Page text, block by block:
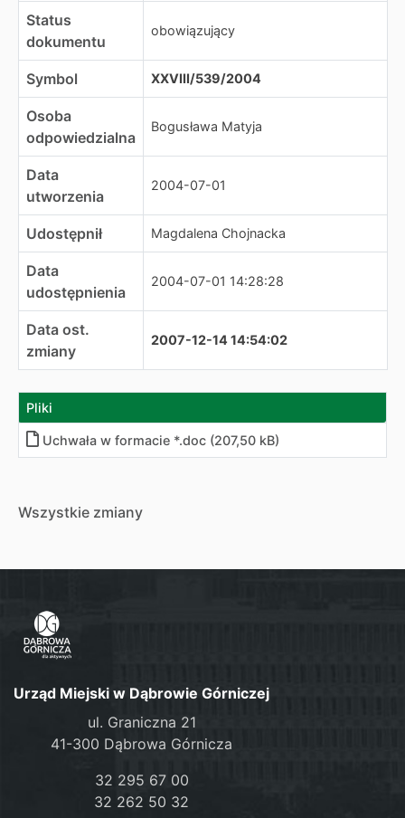
Status
dokumentu
obowiązujący
Symbol XXVIII/539/2004
Osoba
odpowiedzialna
Bogusława Matyja
Data
utworzenia
2004-07-01
Udostępnił Magdalena Chojnacka
Data
udostępnienia
2004-07-01 14:28:28
Data ost.
zmiany
2007-12-14 14:54:02
Pliki
Uchwała w formacie *.doc (207,50 kB)
Wszystkie zmiany
Urząd Miejski w Dąbrowie Górniczej
ul. Graniczna 21
41-300 Dąbrowa Górnicza
32 295 67 00
32 262 50 32